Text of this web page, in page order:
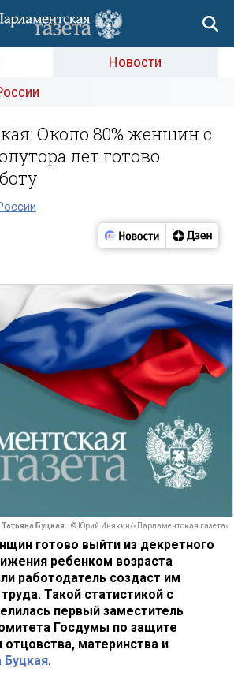
Новости
Около 80% женщин с
лет готово
Татьяна Буцкая. © Юрий Инякин/«Парламентская газета»
готово выйти из декретного
ребенком возраста
работодатель создаст им
Такой статистикой с
первый заместитель
Госдумы по защите
материнства и
Буцкая.